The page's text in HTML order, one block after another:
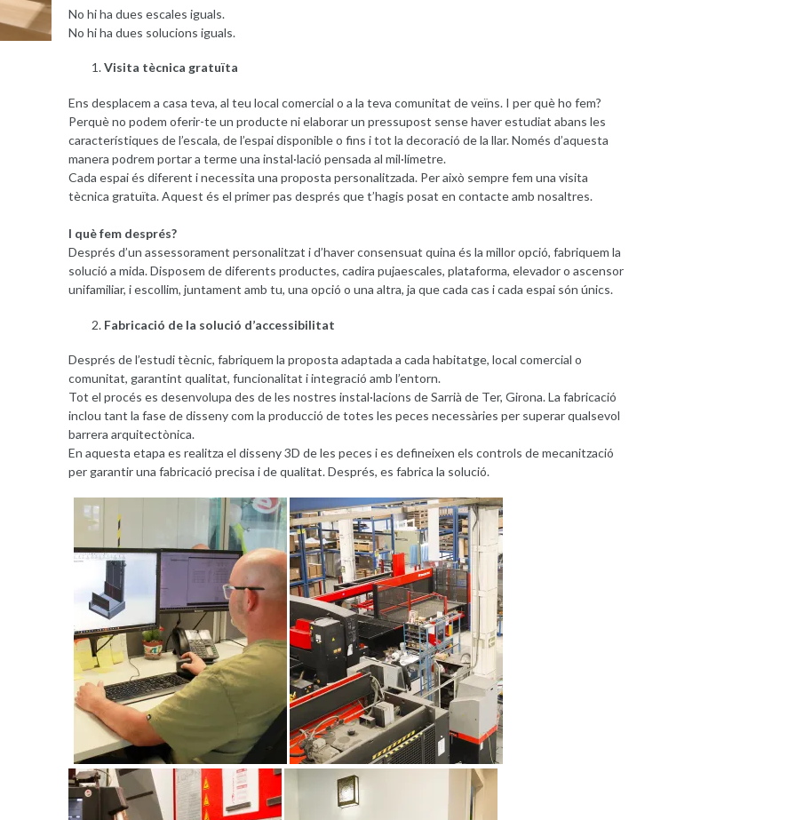
No hi ha dues escales iguals.
No hi ha dues solucions iguals.
Visita tècnica gratuïta
Ens desplacem a casa teva, al teu local comercial o a la teva comunitat de veïns. I per què ho fem?
Perquè no podem oferir-te un producte ni elaborar un pressupost sense haver estudiat abans les
característiques de l’escala, de l’espai disponible o fins i tot la decoració de la llar. Només d’aquesta
manera podrem portar a terme una instal·lació pensada al mil·límetre.
Cada espai és diferent i necessita una proposta personalitzada. Per això sempre fem una visita
tècnica gratuïta. Aquest és el primer pas després que t’hagis posat en contacte amb nosaltres.
I què fem després?
Després d’un assessorament personalitzat i d’haver consensuat quina és la millor opció, fabriquem la
solució a mida. Disposem de diferents productes, cadira pujaescales, plataforma, elevador o ascensor
unifamiliar, i escollim, juntament amb tu, una opció o una altra, ja que cada cas i cada espai són únics.
Fabricació de la solució d’accessibilitat
Després de l’estudi tècnic, fabriquem la proposta adaptada a cada habitatge, local comercial o
comunitat, garantint qualitat, funcionalitat i integració amb l’entorn.
Tot el procés es desenvolupa des de les nostres instal·lacions de Sarrià de Ter, Girona. La fabricació
inclou tant la fase de disseny com la producció de totes les peces necessàries per superar qualsevol
barrera arquitectònica.
En aquesta etapa es realitza el disseny 3D de les peces i es defineixen els controls de mecanització
per garantir una fabricació precisa i de qualitat. Després, es fabrica la solució.